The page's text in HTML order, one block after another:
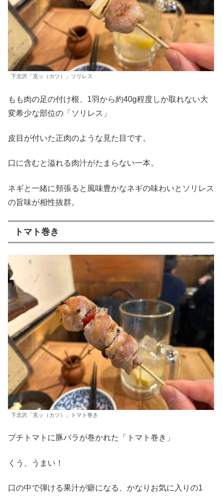
下北沢「克ッ（カツ）」ソリレス
もも肉の足の付け根、1羽から約40g程度しか取れない大
変希少な部位の「ソリレス」
皮目が付いた正肉のような見た目です。
口に含むと溢れる肉汁がたまらない一本。
ネギと一緒に頬張ると風味豊かなネギの味わいとソリレス
の旨味が相性抜群。
トマト巻き
下北沢「克ッ（カツ）」トマト巻き
プチトマトに豚バラが巻かれた「トマト巻き」
くう、うまい！
口の中で弾ける果汁が癖になる、かなりお気に入りの1